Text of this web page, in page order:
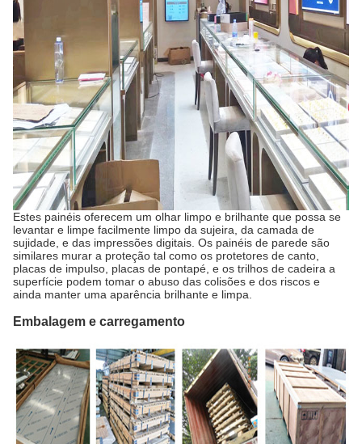
Estes painéis oferecem um olhar limpo e brilhante que possa se
levantar e limpe facilmente limpo da sujeira, da camada de
sujidade, e das impressões digitais. Os painéis de parede são
similares murar a proteção tal como os protetores de canto,
placas de impulso, placas de pontapé, e os trilhos de cadeira a
superfície podem tomar o abuso das colisões e dos riscos e
ainda manter uma aparência brilhante e limpa.
Embalagem e carregamento